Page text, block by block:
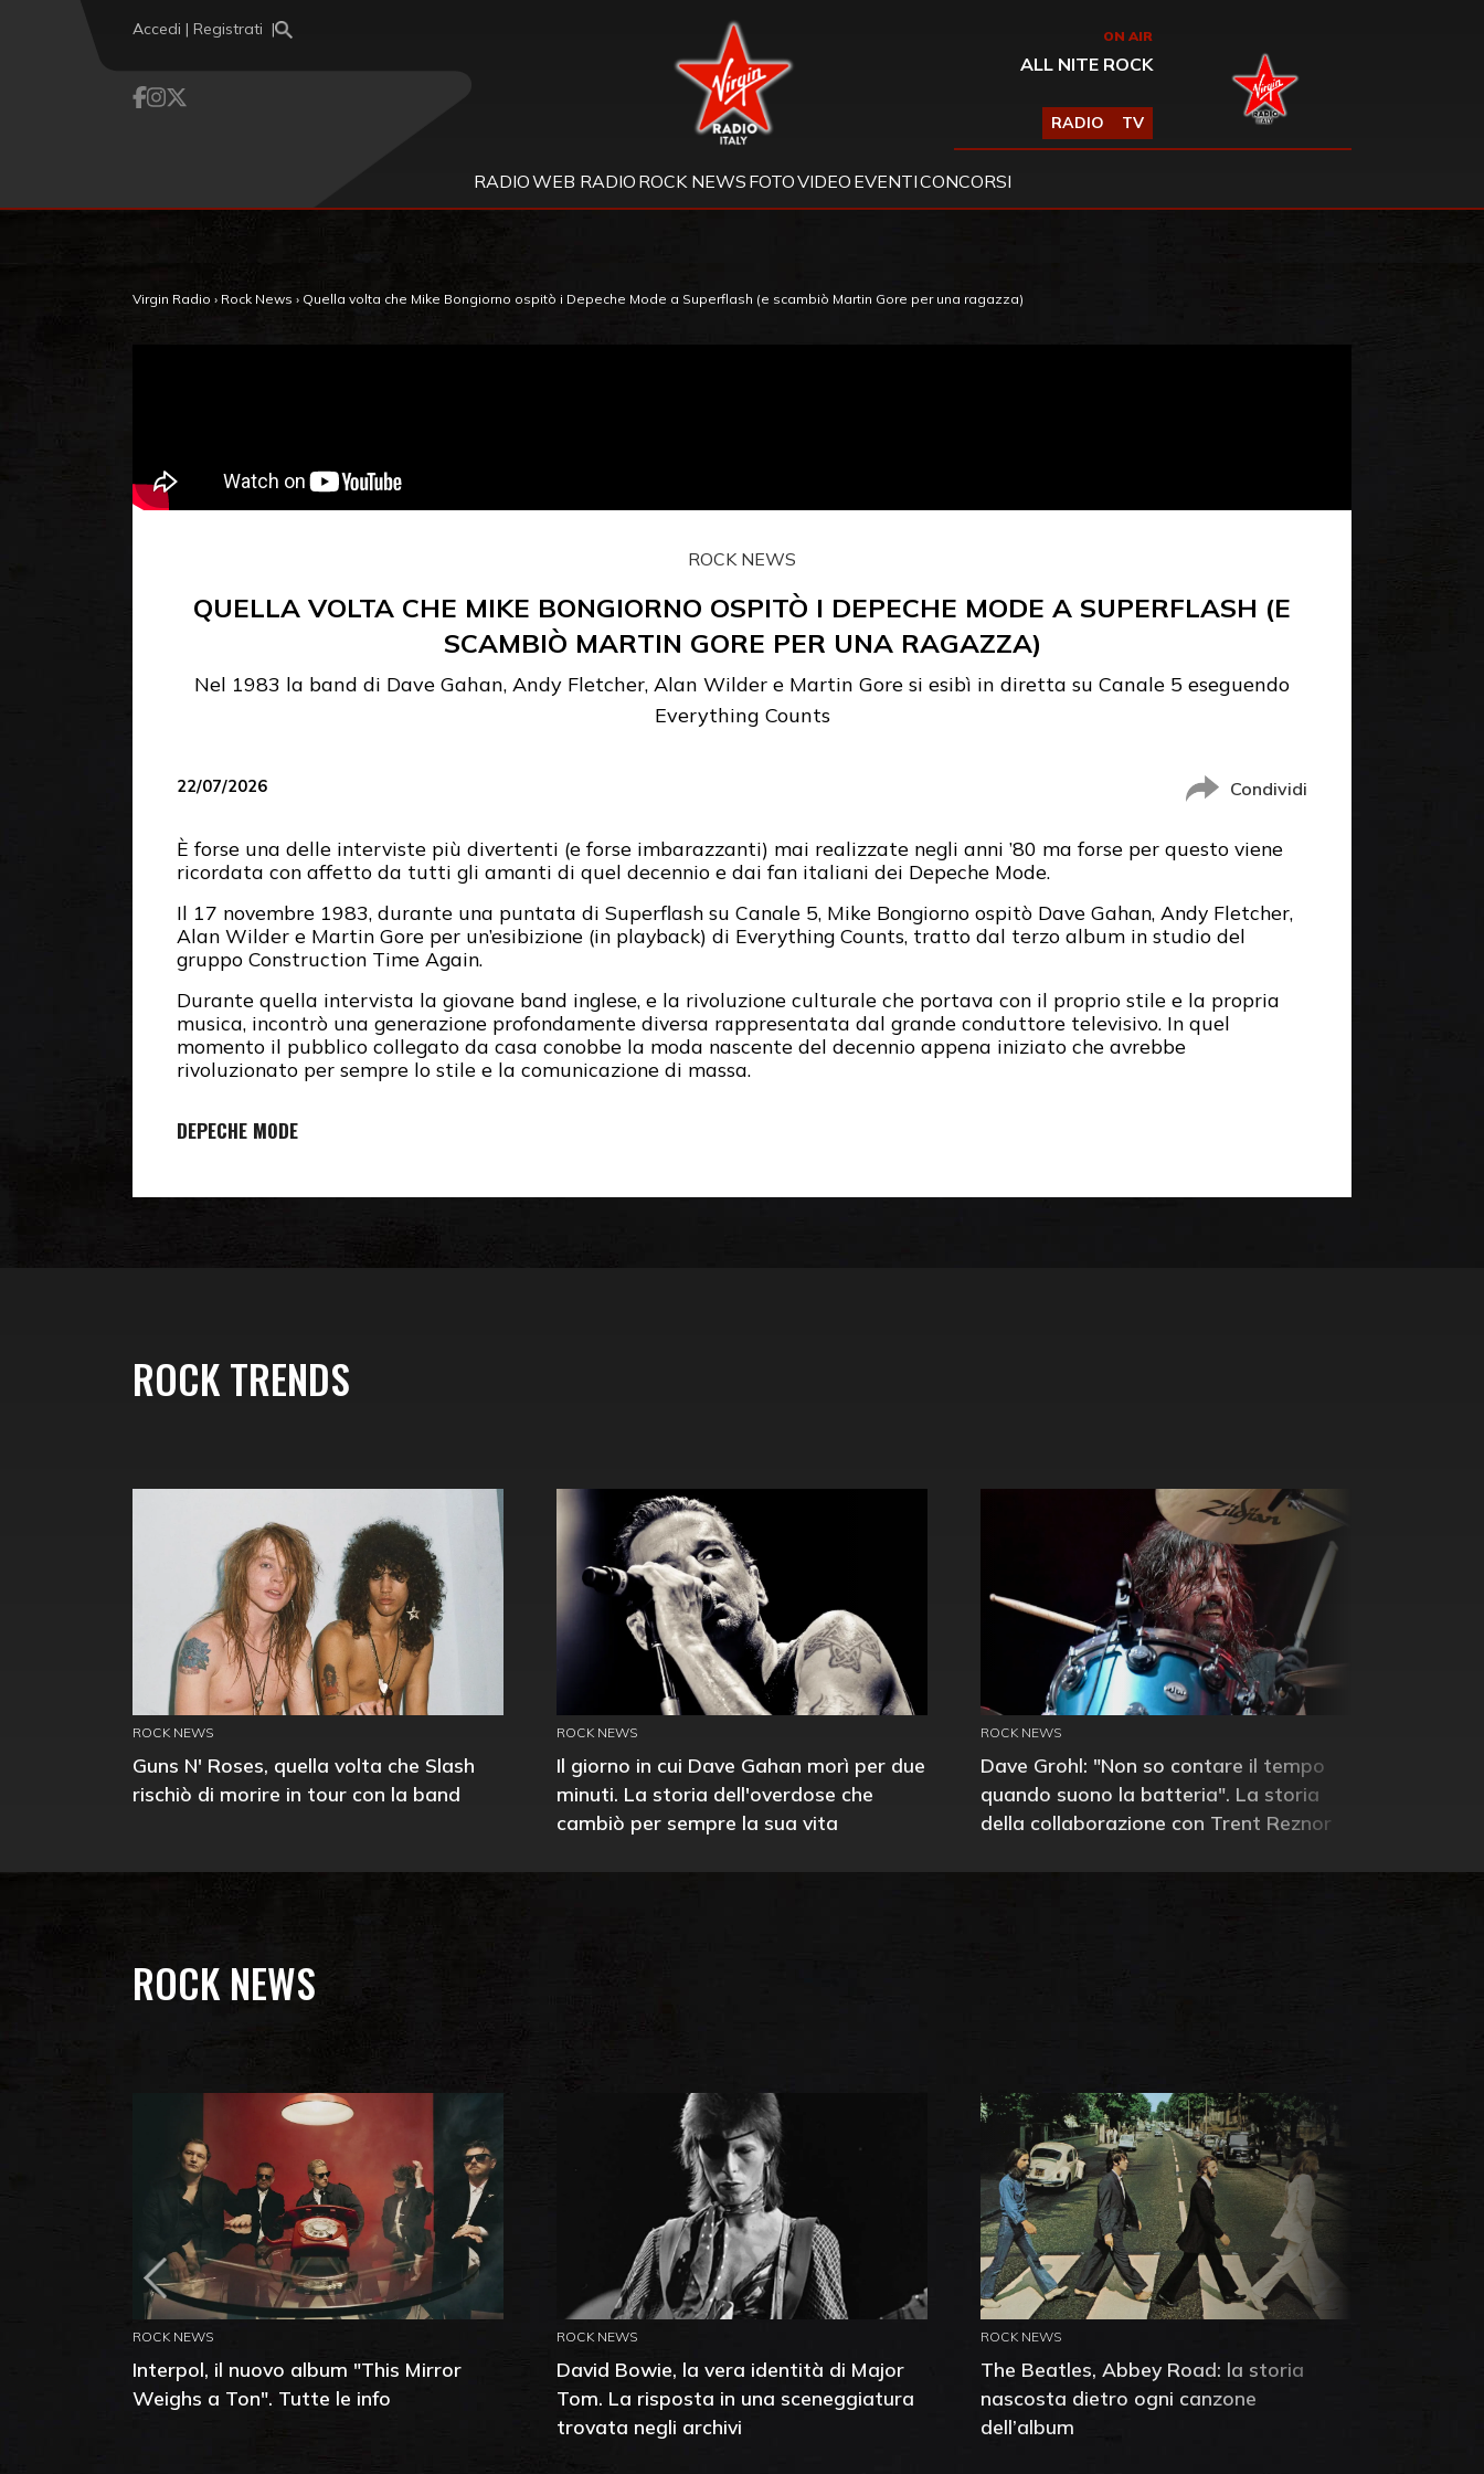
Accedi | Registrati Virgin Radio ON AIR
ALL NITE ROCK
RADIO TV
RADIOWEB RADIO ROCK NEWS FOTOVIDEO EVENTICONCORSI
Virgin Radio › Rock News › Quella volta che Mike Bongiorno ospitò i Depeche Mode a Superflash (e scambiò Martin Gore per una ragazza)
ROCK NEWS
QUELLA VOLTA CHE MIKE BONGIORNO OSPITÒ I DEPECHE MODE A SUPERFLASH (E
SCAMBIÒ MARTIN GORE PER UNA RAGAZZA)
Nel 1983 la band di Dave Gahan, Andy Fletcher, Alan Wilder e Martin Gore si esibì in diretta su Canale 5 eseguendo
Everything Counts
22/07/2026 Condividi
È forse una delle interviste più divertenti (e forse imbarazzanti) mai realizzate negli anni ’80 ma forse per questo viene
ricordata con affetto da tutti gli amanti di quel decennio e dai fan italiani dei Depeche Mode.
Il 17 novembre 1983, durante una puntata di Superflash su Canale 5, Mike Bongiorno ospitò Dave Gahan, Andy Fletcher,
Alan Wilder e Martin Gore per un’esibizione (in playback) di Everything Counts, tratto dal terzo album in studio del
gruppo Construction Time Again.
Durante quella intervista la giovane band inglese, e la rivoluzione culturale che portava con il proprio stile e la propria
musica, incontrò una generazione profondamente diversa rappresentata dal grande conduttore televisivo. In quel
momento il pubblico collegato da casa conobbe la moda nascente del decennio appena iniziato che avrebbe
rivoluzionato per sempre lo stile e la comunicazione di massa.
DEPECHE MODE
ROCK TRENDS
ROCK NEWS
Guns N' Roses, quella volta che Slash
rischiò di morire in tour con la band
ROCK NEWS
Il giorno in cui Dave Gahan morì per due
minuti. La storia dell'overdose che
cambiò per sempre la sua vita
ROCK NEWS
Dave Grohl: "Non so contare il tempo
quando suono la batteria". La storia
della collaborazione con Trent Reznor
ROCK NEWS
ROCK NEWS
Interpol, il nuovo album "This Mirror
Weighs a Ton". Tutte le info
ROCK NEWS
David Bowie, la vera identità di Major
Tom. La risposta in una sceneggiatura
trovata negli archivi
ROCK NEWS
The Beatles, Abbey Road: la storia
nascosta dietro ogni canzone
dell’album